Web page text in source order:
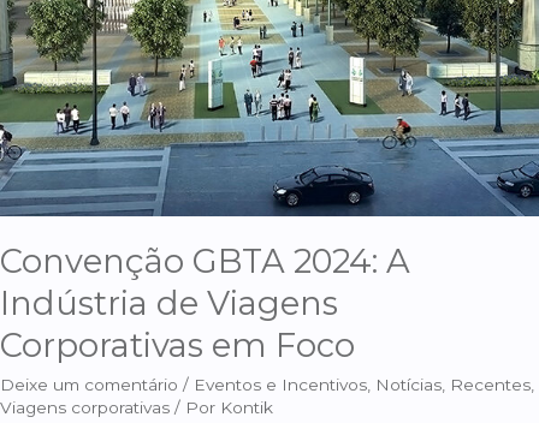
Convenção GBTA 2024: A
Indústria de Viagens
Corporativas em Foco
Deixe um comentário / Eventos e Incentivos Notícias Recentes
Viagens corporativas / Por Kontik
de
Viagens
Corporativas
Foco